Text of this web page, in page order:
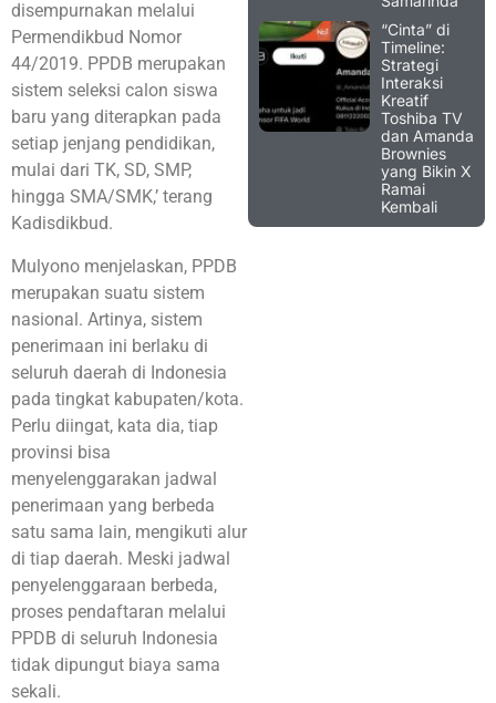
disempurnakan melalui
Permendikbud Nomor
44/2019. PPDB merupakan
sistem seleksi calon siswa
baru yang diterapkan pada
setiap jenjang pendidikan,
mulai dari TK, SD, SMP,
hingga SMA/SMK,’ terang
Kadisdikbud.
Mulyono menjelaskan, PPDB
merupakan suatu sistem
nasional. Artinya, sistem
penerimaan ini berlaku di
seluruh daerah di Indonesia
pada tingkat kabupaten/kota.
Perlu diingat, kata dia, tiap
provinsi bisa
menyelenggarakan jadwal
penerimaan yang berbeda
satu sama lain, mengikuti alur
di tiap daerah. Meski jadwal
penyelenggaraan berbeda,
proses pendaftaran melalui
PPDB di seluruh Indonesia
tidak dipungut biaya sama
sekali.
“Cinta” di
Timeline:
Strategi
Interaksi
Kreatif
Toshiba TV
dan Amanda
Brownies
yang Bikin X
Ramai
Kembali